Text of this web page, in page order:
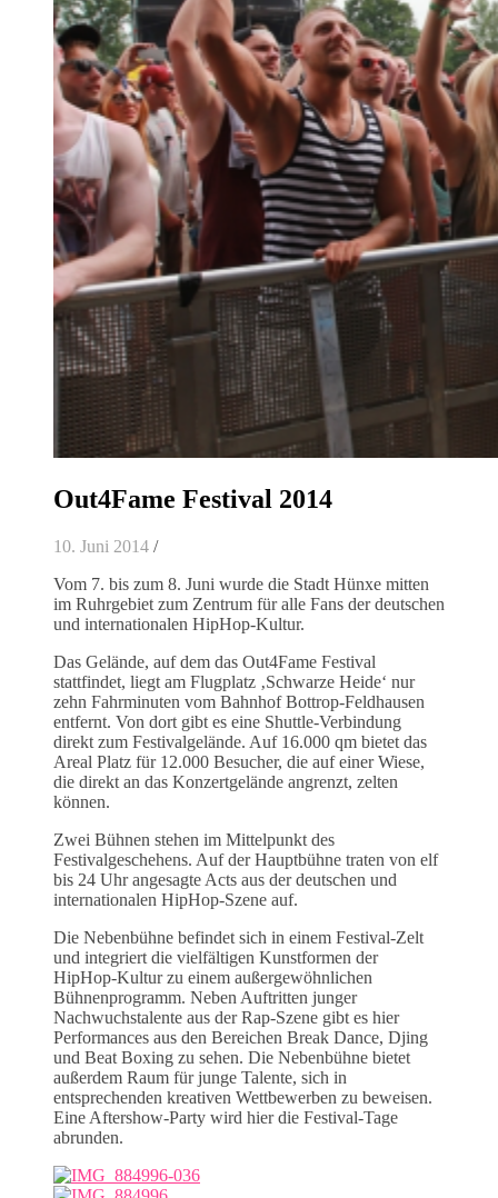
Out4Fame Festival 2014
10. Juni 2014 /
Vom 7. bis zum 8. Juni wurde die Stadt Hünxe mitten
im Ruhrgebiet zum Zentrum für alle Fans der deutschen
und internationalen HipHop-Kultur.
Das Gelände, auf dem das Out4Fame Festival
stattfindet, liegt am Flugplatz ‚Schwarze Heide‘ nur
zehn Fahrminuten vom Bahnhof Bottrop-Feldhausen
entfernt. Von dort gibt es eine Shuttle-Verbindung
direkt zum Festivalgelände. Auf 16.000 qm bietet das
Areal Platz für 12.000 Besucher, die auf einer Wiese,
die direkt an das Konzertgelände angrenzt, zelten
können.
Zwei Bühnen stehen im Mittelpunkt des
Festivalgeschehens. Auf der Hauptbühne traten von elf
bis 24 Uhr angesagte Acts aus der deutschen und
internationalen HipHop-Szene auf.
Die Nebenbühne befindet sich in einem Festival-Zelt
und integriert die vielfältigen Kunstformen der
HipHop-Kultur zu einem außergewöhnlichen
Bühnenprogramm. Neben Auftritten junger
Nachwuchstalente aus der Rap-Szene gibt es hier
Performances aus den Bereichen Break Dance, Djing
und Beat Boxing zu sehen. Die Nebenbühne bietet
außerdem Raum für junge Talente, sich in
entsprechenden kreativen Wettbewerben zu beweisen.
Eine Aftershow-Party wird hier die Festival-Tage
abrunden.